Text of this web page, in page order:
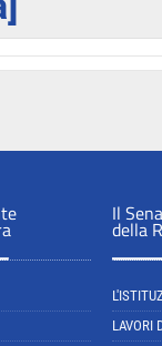
Il
della
LAVORI